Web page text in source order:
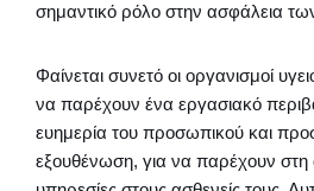
σημαντικό ρόλο στην ασφάλεια
Φαίνεται συνετό οι οργανισμοί
να παρέχουν ένα εργασιακό
ευημερία του προσωπικού και
εξουθένωση, για να παρέχουν στη